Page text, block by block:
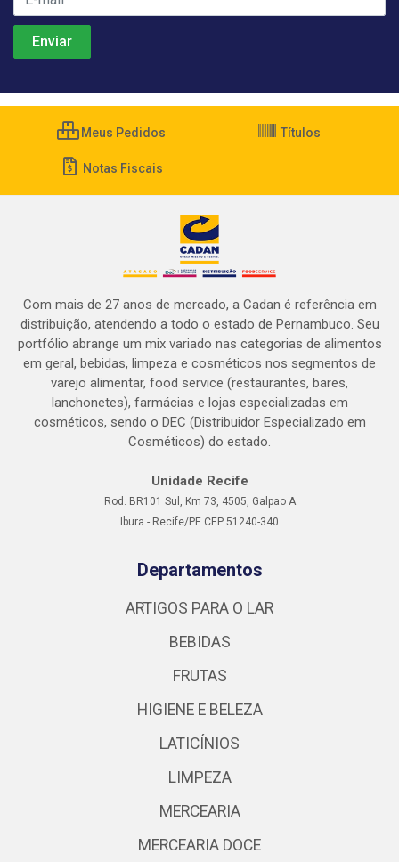
Meus Pedidos Títulos
Notas Fiscais
Com mais de 27 anos de mercado, a Cadan é referência em
distribuição, atendendo a todo o estado de Pernambuco. Seu
portfólio abrange um mix variado nas categorias de alimentos
em geral, bebidas, limpeza e cosméticos nos segmentos de
varejo alimentar, food service (restaurantes, bares,
lanchonetes), farmácias e lojas especializadas em
cosméticos, sendo o DEC (Distribuidor Especializado em
Cosméticos) do estado.
Unidade Recife
Rod. BR101 Sul, Km 73, 4505, Galpao A
Ibura - Recife/PE CEP 51240-340
Departamentos
ARTIGOS PARA O LAR
BEBIDAS
FRUTAS
HIGIENE E BELEZA
LATICÍNIOS
LIMPEZA
MERCEARIA
MERCEARIA DOCE